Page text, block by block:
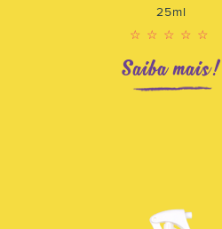
25ml
☆☆☆☆☆
Saiba mais!